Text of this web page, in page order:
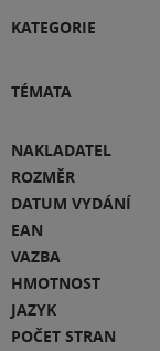
KATEGORIE
TÉMATA
NAKLADATEL
ROZMĚR
DATUM VYDÁNÍ
EAN
VAZBA
HMOTNOST
JAZYK
POČET STRAN